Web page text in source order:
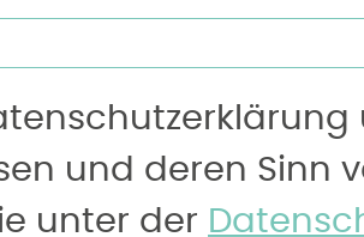
und deren Sinn
unter der